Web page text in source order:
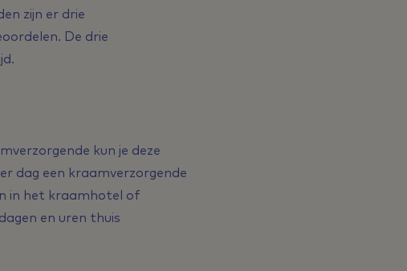
zijn er drie
De drie
kun je deze
dag een kraamverzorgende
in het kraamhotel of
en uren thuis